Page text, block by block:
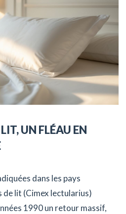
UN FLÉAU EN
dans les pays
de lit (Cimex lectularius)
1990 un retour massif,